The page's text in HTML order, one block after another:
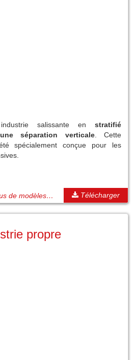
salissante en stratifié
séparation verticale. Cette
spécialement conçue pour les
de modèles… Télécharger
propre